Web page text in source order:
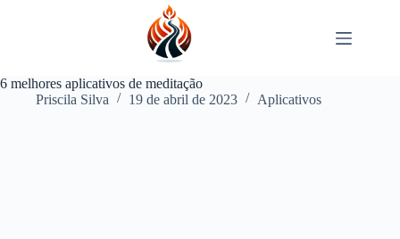
6 melhores aplicativos de meditação
Priscila Silva
19 de abril de 2023 Aplicativos